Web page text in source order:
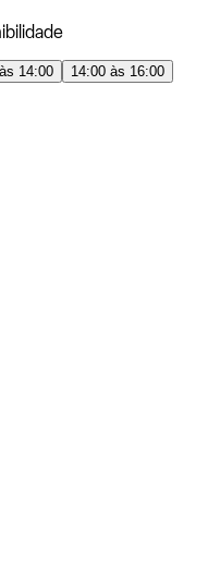
14:00
14:00 às 16:00